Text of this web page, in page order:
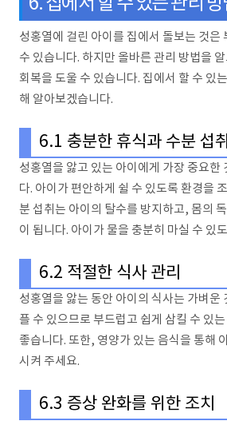
성홍열에 걸린 아이를 집에서 돌보는 것은
수 있습니다. 하지만 올바른 관리 방법을
회복을 도울 수 있습니다. 집에서 할 수 있
해 알아보겠습니다.
6.1 충분한 휴식과 수분 섭취
성홍열을 앓고 있는 아이에게 가장 중요한
다. 아이가 편안하게 쉴 수 있도록 환경을
분 섭취는 아이의 탈수를 방지하고, 몸의
이 됩니다. 아이가 물을 충분히 마실 수 있
6.2 적절한 식사 관리
성홍열을 앓는 동안 아이의 식사는 가벼운
플 수 있으므로 부드럽고 쉽게 삼킬 수 있
좋습니다. 또한, 영양가 있는 음식을 통해
시켜 주세요.
6.3 증상 완화를 위한 조치